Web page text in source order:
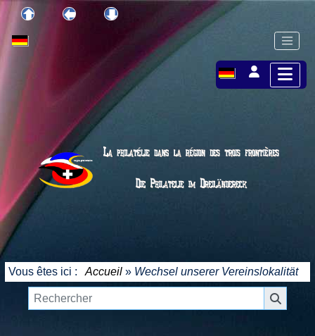
Vous êtes ici : Accueil » Wechsel unserer Vereinslokalität